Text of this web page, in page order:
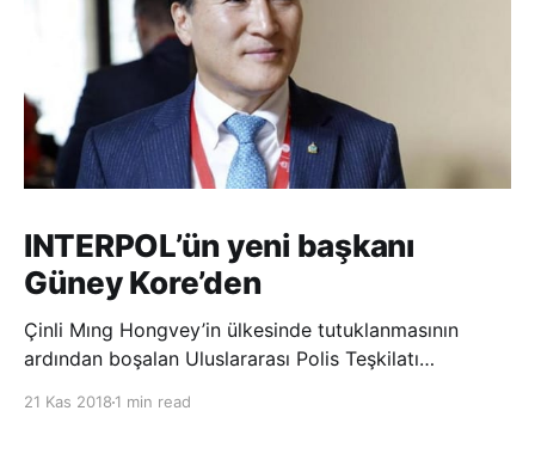
INTERPOL’ün yeni başkanı
Güney Kore’den
Çinli Mıng Hongvey’in ülkesinde tutuklanmasının
ardından boşalan Uluslararası Polis Teşkilatı
21 Kas 2018 1 min read